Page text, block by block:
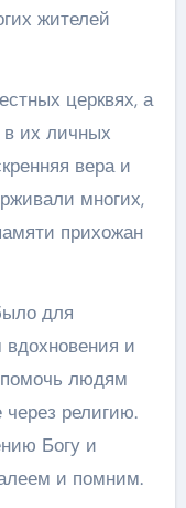
жителей
церквях, а
их личных
вера и
многих,
прихожан
для
и
людям
религию.
Богу и
и помним.